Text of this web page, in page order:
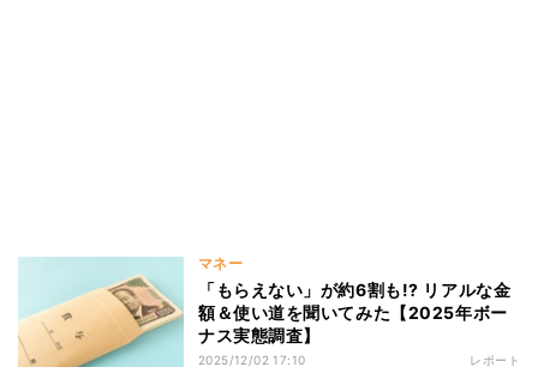
マネー
「もらえない」が約6割も!? リアルな金
額＆使い道を聞いてみた【2025年ボー
ナス実態調査】
2025/12/02 17:10 レポート